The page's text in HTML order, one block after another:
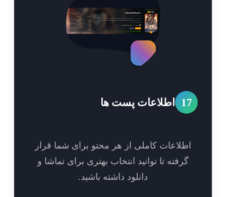
اطلاعات پست ها
کاملی از هر محتو برای شما قرار
گرفته تا توانید انتخاب بهتری برای تماشا و
دانلود داشته باشید.